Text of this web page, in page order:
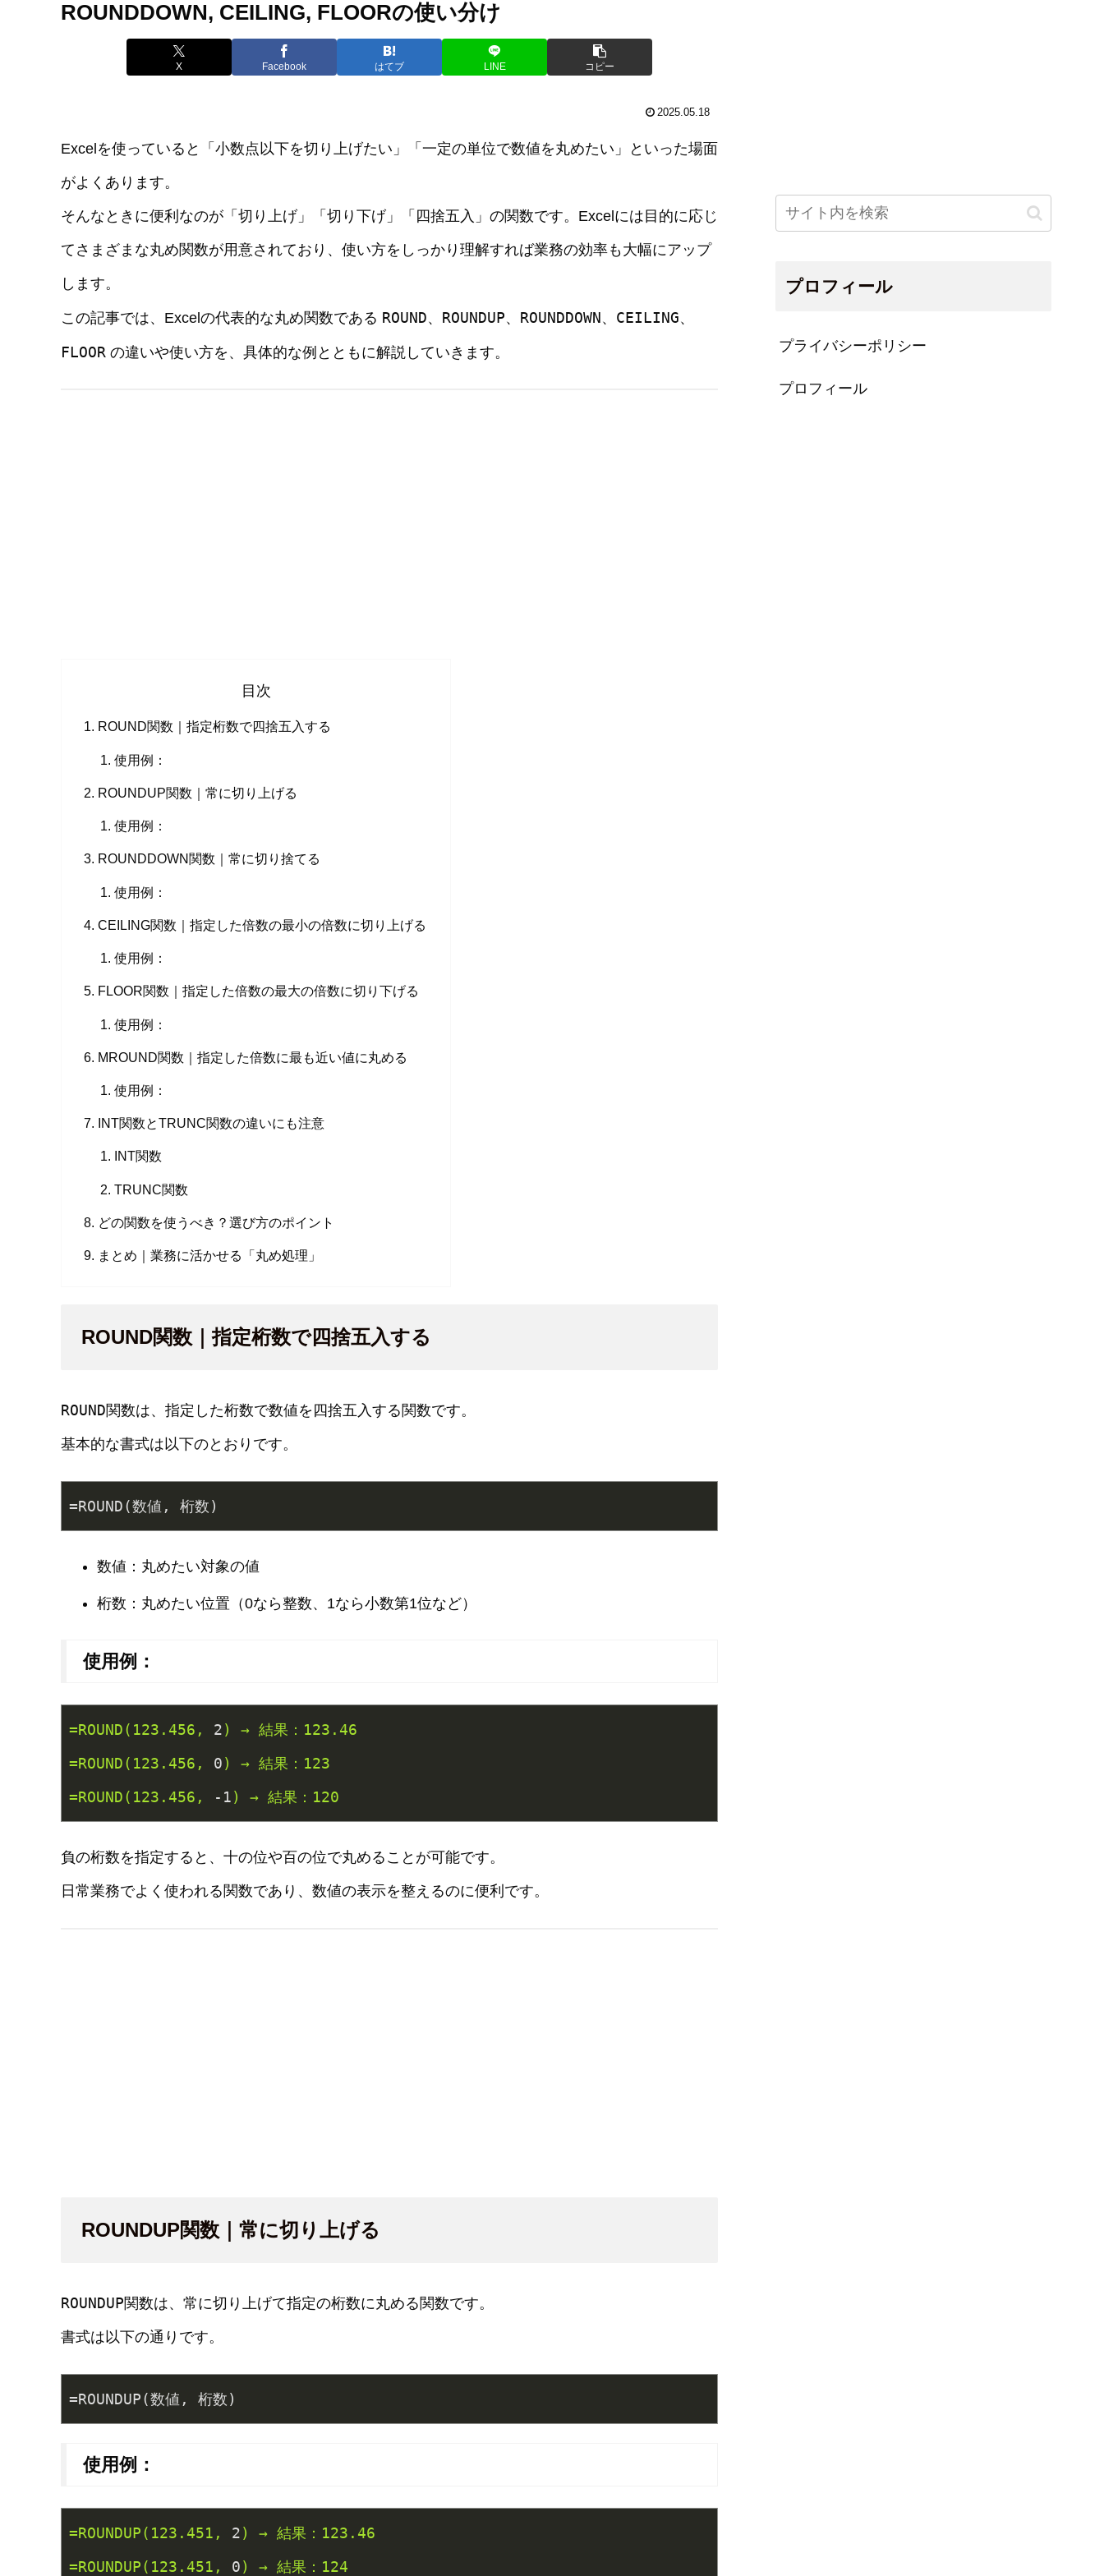
ROUNDDOWN, CEILING, FLOORの使い分け
X Facebook はてブ LINE コピー
2025.05.18
Excelを使っていると「小数点以下を切り上げたい」「一定の単位で数値を丸めたい」といった場面
がよくあります。
そんなときに便利なのが「切り上げ」「切り下げ」「四捨五入」の関数です。Excelには目的に応じ
てさまざまな丸め関数が用意されており、使い方をしっかり理解すれば業務の効率も大幅にアップ
します。
この記事では、Excelの代表的な丸め関数である ROUND、 ROUNDUP、 ROUNDDOWN、 CEILING、
FLOOR の違いや使い方を、具体的な例とともに解説していきます。
目次
ROUND関数｜指定桁数で四捨五入する
使用例：
ROUNDUP関数｜常に切り上げる
使用例：
ROUNDDOWN関数｜常に切り捨てる
使用例：
CEILING関数｜指定した倍数の最小の倍数に切り上げる
使用例：
FLOOR関数｜指定した倍数の最大の倍数に切り下げる
使用例：
MROUND関数｜指定した倍数に最も近い値に丸める
使用例：
INT関数とTRUNC関数の違いにも注意
INT関数
TRUNC関数
どの関数を使うべき？選び方のポイント
まとめ｜業務に活かせる「丸め処理」
ROUND関数｜指定桁数で四捨五入する
ROUND関数は、指定した桁数で数値を四捨五入する関数です。
基本的な書式は以下のとおりです。
=ROUND(数値, 桁数)
数値：丸めたい対象の値
桁数：丸めたい位置（0なら整数、1なら小数第1位など）
使用例：
=ROUND(123.456, 2) → 結果：123.46
=ROUND(123.456,
0) → 結果：123
=ROUND(123.456,
-1) → 結果：120
負の桁数を指定すると、十の位や百の位で丸めることが可能です。
日常業務でよく使われる関数であり、数値の表示を整えるのに便利です。
ROUNDUP関数｜常に切り上げる
ROUNDUP関数は、常に切り上げて指定の桁数に丸める関数です。
書式は以下の通りです。
=ROUNDUP(数値, 桁数)
使用例：
=ROUNDUP(123.451, 2) → 結果：123.46
=ROUNDUP(123.451,
0) → 結果：124
プロフィール
プライバシーポリシー
プロフィール